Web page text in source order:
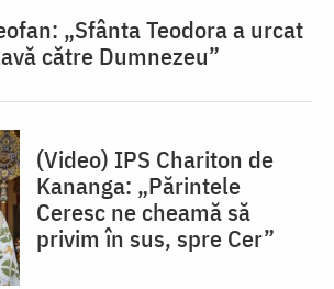
„Sfânta Teodora a urcat
către Dumnezeu”
(Video) IPS Chariton de
Kananga: „Părintele
Ceresc ne cheamă să
privim în sus, spre Cer”